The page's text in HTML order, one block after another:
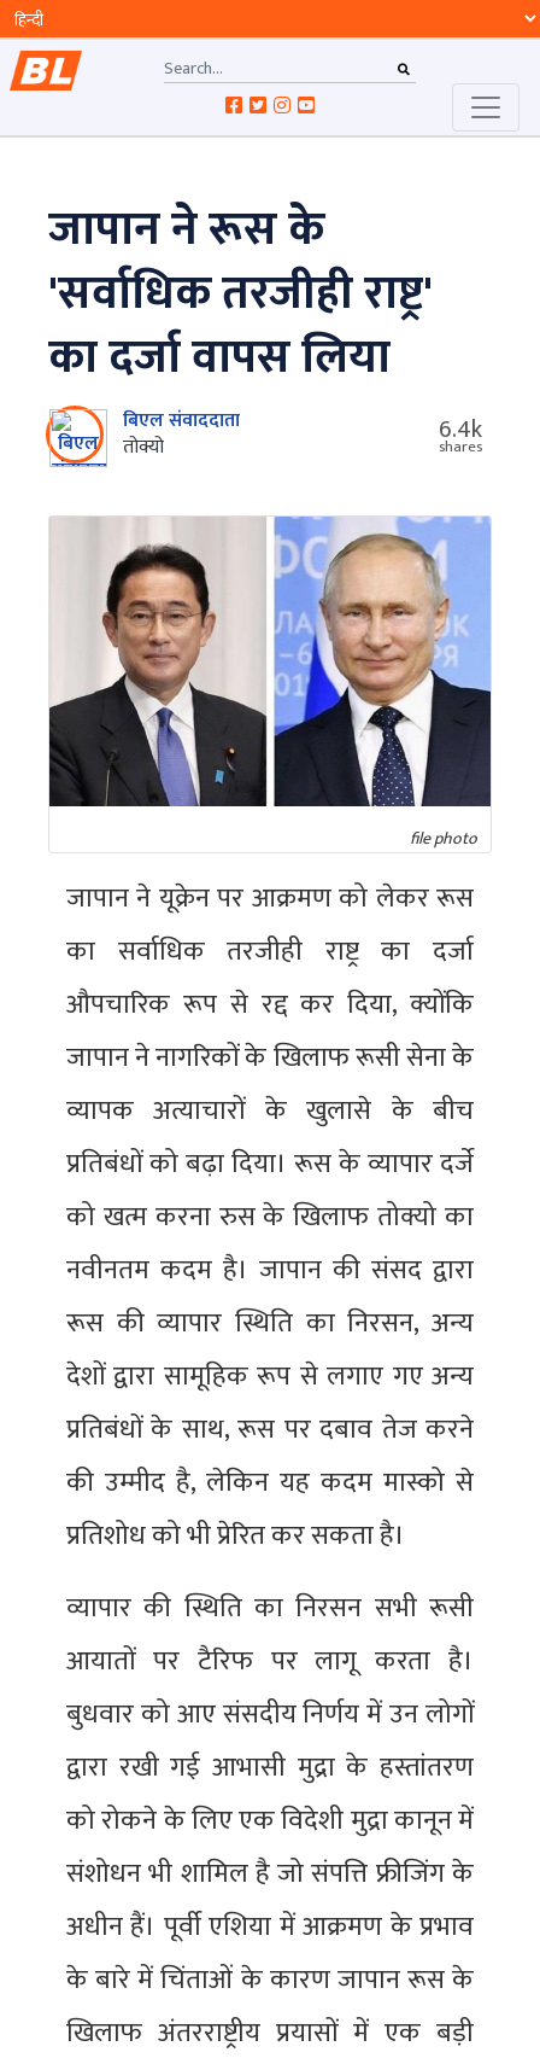
जापान ने रूस के
'सर्वाधिक तरजीही राष्ट्र'
का दर्जा वापस लिया
बिएल संवाददाता
तोक्यो
6.4k
shares
file photo
जापान ने यूक्रेन पर आक्रमण को लेकर रूस
का सर्वाधिक तरजीही राष्ट्र का दर्जा
औपचारिक रूप से रद्द कर दिया, क्योंकि
जापान ने नागरिकों के खिलाफ रूसी सेना के
व्यापक अत्याचारों के खुलासे के बीच
प्रतिबंधों को बढ़ा दिया। रूस के व्यापार दर्जे
को खत्म करना रुस के खिलाफ तोक्यो का
नवीनतम कदम है। जापान की संसद द्वारा
रूस की व्यापार स्थिति का निरसन, अन्य
देशों द्वारा सामूहिक रूप से लगाए गए अन्य
प्रतिबंधों के साथ, रूस पर दबाव तेज करने
की उम्मीद है, लेकिन यह कदम मास्को से
प्रतिशोध को भी प्रेरित कर सकता है।
व्यापार की स्थिति का निरसन सभी रूसी
आयातों पर टैरिफ पर लागू करता है।
बुधवार को आए संसदीय निर्णय में उन लोगों
द्वारा रखी गई आभासी मुद्रा के हस्तांतरण
को रोकने के लिए एक विदेशी मुद्रा कानून में
संशोधन भी शामिल है जो संपत्ति फ्रीजिंग के
अधीन हैं। पूर्वी एशिया में आक्रमण के प्रभाव
के बारे में चिंताओं के कारण जापान रूस के
खिलाफ अंतरराष्ट्रीय प्रयासों में एक बड़ी